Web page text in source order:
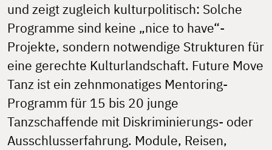
und zeigt zugleich kulturpolitisch: Solche
Programme sind keine „nice to have“-
Projekte, sondern notwendige Strukturen für
eine gerechte Kulturlandschaft. Future Move
Tanz ist ein zehnmonatiges Mentoring-
Programm für 15 bis 20 junge
Tanzschaffende mit Diskriminierungs- oder
Ausschlusserfahrung. Module, Reisen,